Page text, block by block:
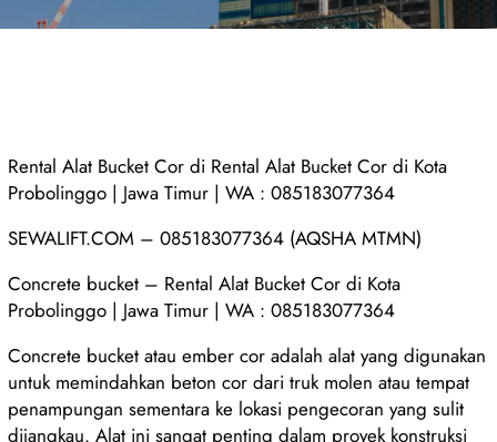
Rental Alat Bucket Cor di Rental Alat Bucket Cor di Kota
Probolinggo | Jawa Timur | WA : 085183077364
SEWALIFT.COM – 085183077364 (AQSHA MTMN)
Concrete bucket – Rental Alat Bucket Cor di Kota
Probolinggo | Jawa Timur | WA : 085183077364
Concrete bucket atau ember cor adalah alat yang digunakan
untuk memindahkan beton cor dari truk molen atau tempat
penampungan sementara ke lokasi pengecoran yang sulit
dijangkau. Alat ini sangat penting dalam proyek konstruksi